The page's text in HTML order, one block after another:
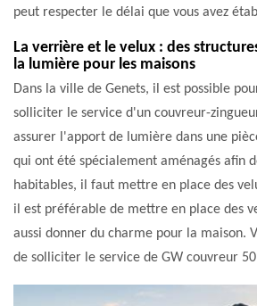
peut respecter le délai que vous avez
La verrière et le velux : des
la lumière pour les maisons
Dans la ville de Genets, il est possible
solliciter le service d'un couvreur-
assurer l'apport de lumière dans une
qui ont été spécialement aménagés afin
habitables, il faut mettre en place des
il est préférable de mettre en place des
aussi donner du charme pour la maison.
de solliciter le service de GW couvreur